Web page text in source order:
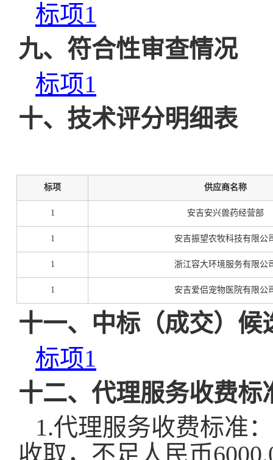
标项1
九、符合性审查情况
标项1
十、技术评分明细表
标项 供应商名称
1 安吉安兴兽药经营部
1 安吉振望农牧科技有限公
1 浙江容大环境服务有限公
1 安吉爱侣宠物医院有限公
十一、中标（成交）候
标项1
十二、代理服务收费标
1.代理服务收费标准
收取，不足人民币